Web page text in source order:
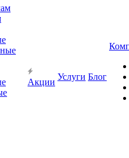
Акции
Услуги Блог